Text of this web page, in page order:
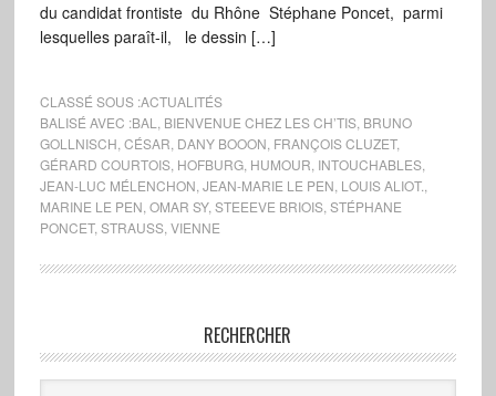
du candidat frontiste du Rhône Stéphane Poncet, parmi
lesquelles paraît-il, le dessin […]
CLASSÉ SOUS :ACTUALITÉS
BALISÉ AVEC :BAL BIENVENUE CHEZ LES CH’TIS, BRUNO
GOLLNISCH CÉSAR DANY BOOON FRANÇOIS CLUZET,
GÉRARD COURTOIS, HOFBURG, HUMOUR INTOUCHABLES,
JEAN-LUC MÉLENCHON JEAN-MARIE LE PEN LOUIS ALIOT.
MARINE LE PEN OMAR SY, STEEEVE BRIOIS, STÉPHANE
PONCET, STRAUSS, VIENNE
RECHERCHER